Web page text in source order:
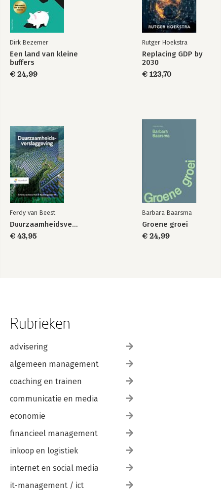
Dirk Bezemer
Een land van kleine
buffers
€ 24,99
Rutger Hoekstra
Replacing GDP by
2030
€ 123,70
Ferdy van Beest
Duurzaamheidsverslaggeving
€ 43,95
Barbara Baarsma
Groene groei
€ 24,99
Rubrieken
advisering
algemeen management
coaching en trainen
communicatie en media
economie
financieel management
inkoop en logistiek
internet en social media
it-management / ict